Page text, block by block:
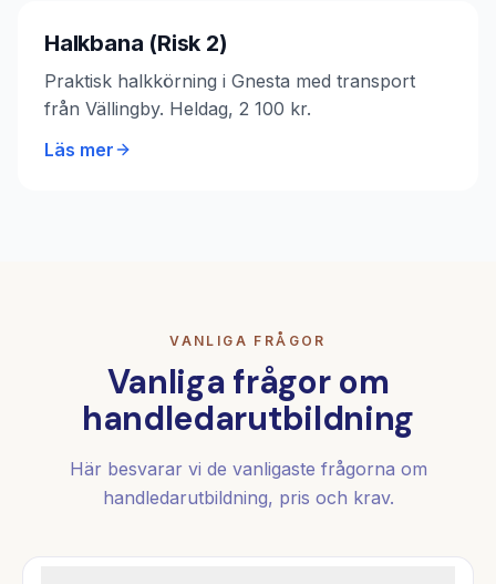
Halkbana (Risk 2)
Praktisk halkkörning i Gnesta med transport
från Vällingby. Heldag, 2 100 kr.
Läs mer
VANLIGA FRÅGOR
Vanliga frågor om
handledarutbildning
Här besvarar vi de vanligaste frågorna om
handledarutbildning, pris och krav.